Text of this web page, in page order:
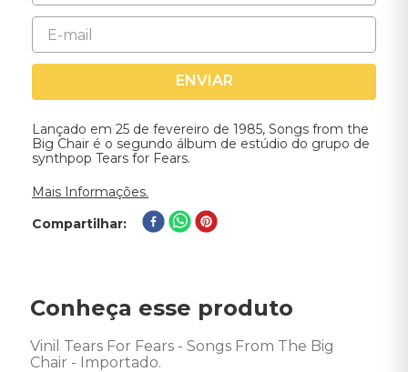
ENVIAR
Lançado em 25 de fevereiro de 1985, Songs from the
Big Chair é o segundo álbum de estúdio do grupo de
synthpop Tears for Fears.
Mais Informações.
Compartilhar
Conheça esse produto
Vinil Tears For Fears - Songs From The Big
Chair - Importado.